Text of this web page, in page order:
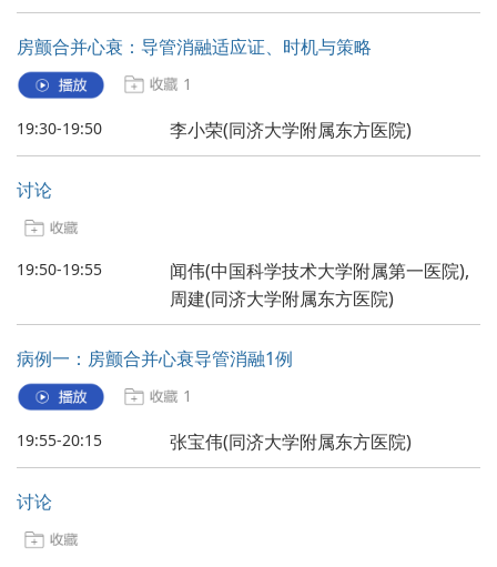
房颤合并心衰：导管消融适应证、时机与策略
1
19:30-19:50 李小荣(同济大学附属东方医院)
讨论
19:50-19:55
闻伟(中国科学技术大学附属第一医院),
周建(同济大学附属东方医院)
病例一：房颤合并心衰导管消融1例
1
19:55-20:15 张宝伟(同济大学附属东方医院)
讨论